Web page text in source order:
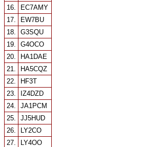
16.
EC7AMY
17.
EW7BU
18.
G3SQU
19.
G4OCO
20.
HA1DAE
21.
HA5CQZ
22.
HF3T
23.
IZ4DZD
24.
JA1PCM
25.
JJ5HUD
26.
LY2CO
27.
LY4OO